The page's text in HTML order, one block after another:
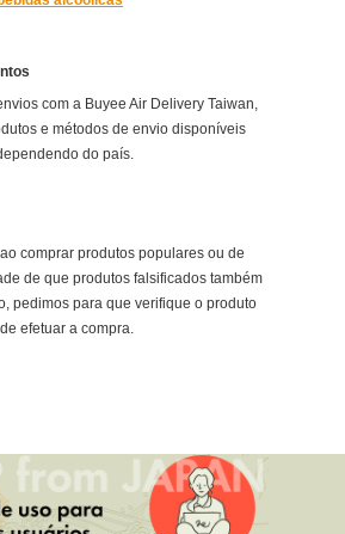
com a Buyee Air Delivery Taiwan,
e métodos de envio disponíveis
do país.
comprar produtos populares ou de
de que produtos falsificados também
pedimos para que verifique o produto
efetuar a compra.